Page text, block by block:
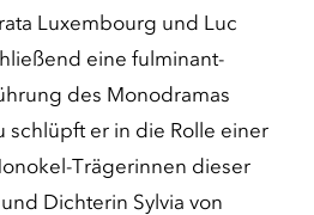
Luxembourg und Luc
eine fulminant-
des Monodramas
schlüpft er in die Rolle einer
Trägerinnen dieser
Dichterin Sylvia von